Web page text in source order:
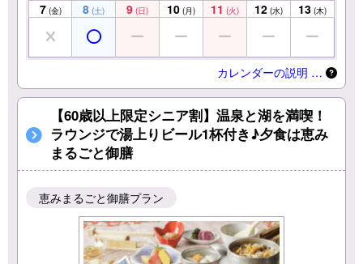
7 (金) 8 (土) 9 (日) 10 (月) 11 (火) 12 (水) 13 (木)
カレンダーの説明 …
【60歳以上限定シニア割】温泉と湖を満喫！
ラウンジで湯上りビール1杯付き♪夕食は恵み
まるごと御膳
恵みまるごと御膳プラン